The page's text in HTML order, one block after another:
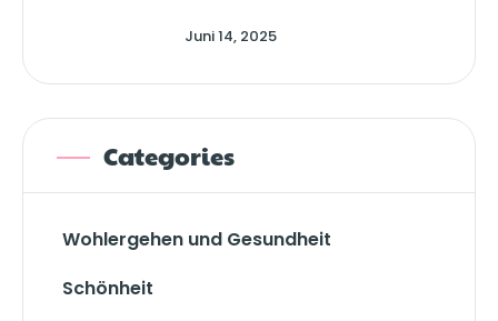
Juni 14, 2025
Categories
Wohlergehen und Gesundheit
Schönheit